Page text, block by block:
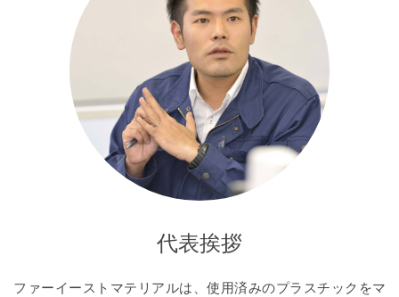
代表挨拶
ファーイーストマテリアルは、使用済みのプラスチックをマ